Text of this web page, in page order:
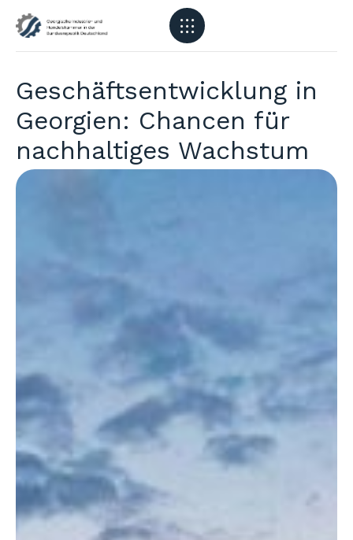
Geschäftsentwicklung in
Georgien: Chancen für
nachhaltiges Wachstum